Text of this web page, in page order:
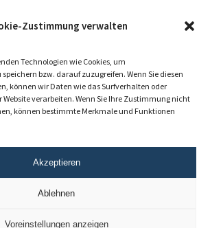
Zustimmung verwalten
Technologien wie Cookies, um
bzw. darauf zuzugreifen. Wenn Sie diesen
können wir Daten wie das Surfverhalten oder
Website verarbeiten. Wenn Sie Ihre Zustimmung nicht
können bestimmte Merkmale und Funktionen
Akzeptieren
Ablehnen
Voreinstellungen anzeigen